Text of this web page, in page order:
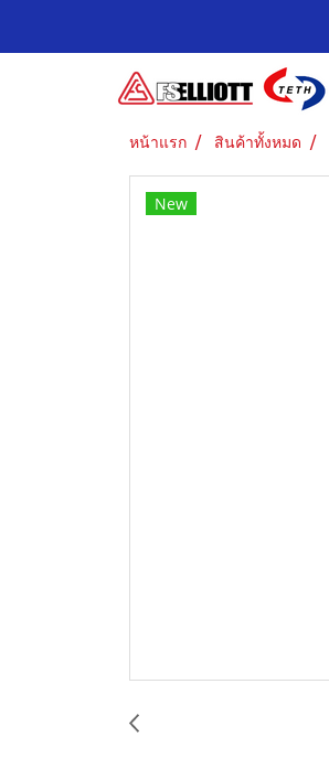
หน้าแรก สินค้าทั้งหมด
New